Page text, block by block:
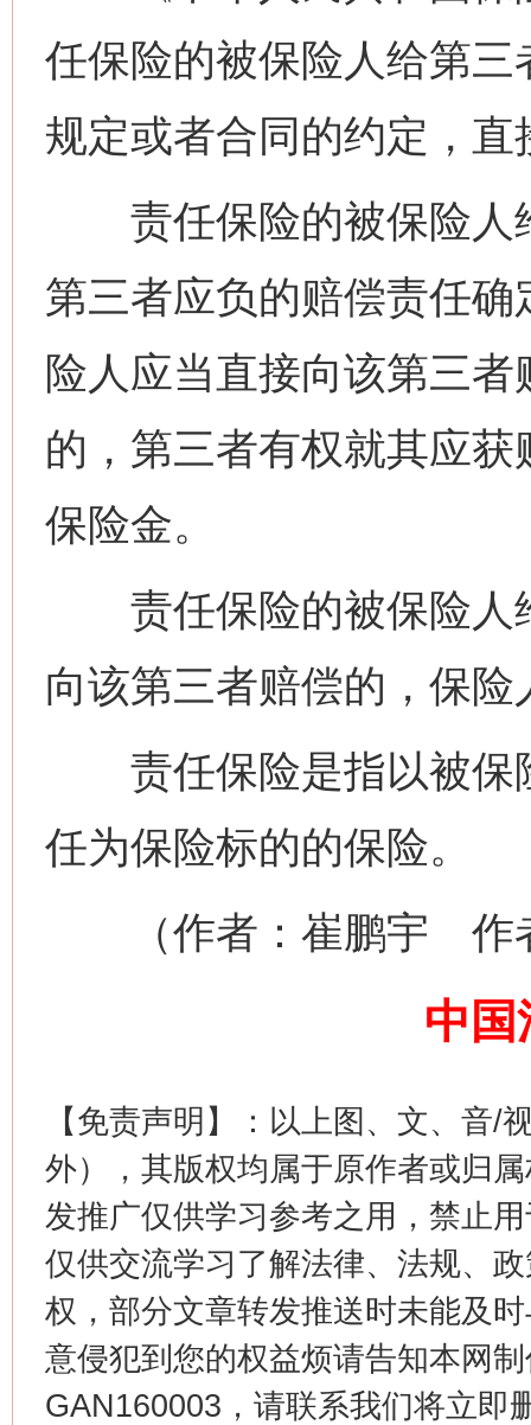
任保险的被保险人给第
规定或者合同的约定，
责任保险的被保险人
第三者应负的赔偿责任
险人应当直接向该第三
的，第三者有权就其应
保险金。
责任保险的被保险人
向该第三者赔偿的，保
责任保险是指以被保
任为保险标的的保险。
（作者：崔鹏宇 作者
中国
【免责声明】：以上图、文、音/
外），其版权均属于原作者或归
发推广仅供学习参考之用，禁止
仅供交流学习了解法律、法规、
权，部分文章转发推送时未能及
意侵犯到您的权益烦请告知本网
GAN160003，请联系我们将立即
网上购药对药下症？
这是一记警钟！ 谢